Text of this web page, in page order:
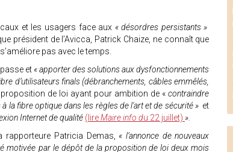
et les usagers face aux « désordres persistants »
président de l’Avicca, Patrick Chaize, ne connaît que
pas avec le temps.
et « apporter des solutions aux dysfonctionnements
d’utilisateurs finals (débranchements, câbles emmêlés,
proposition de loi ayant pour ambition de « contraindre
la fibre optique dans les règles de l'art et de sécurité » et
Internet de qualité (lireMaire info du 22 juillet) ».
Patricia Demas, « l’annonce de nouveaux
motivée par le dépôt de la proposition de loi deux mois